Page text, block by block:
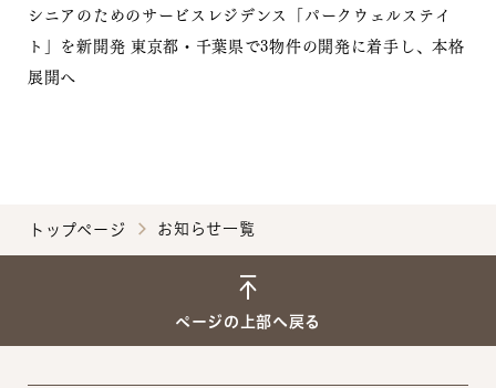
シニアのためのサービスレジデンス「パークウェルステイ
ト」を新開発 東京都・千葉県で3物件の開発に着手し、本格
展開へ
トップページ お知らせ一覧
ページの上部へ戻る